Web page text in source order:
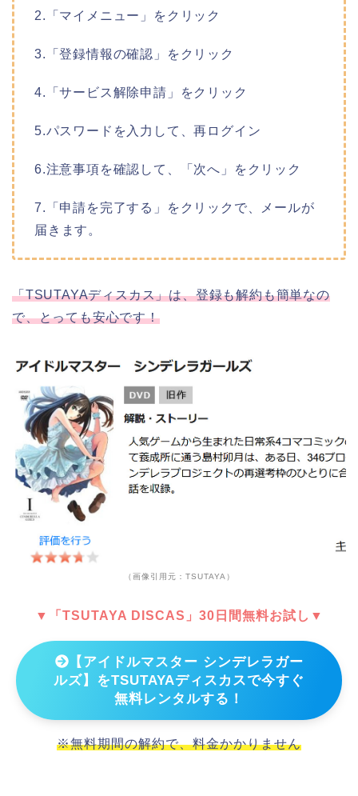
2.「マイメニュー」をクリック
3.「登録情報の確認」をクリック
4.「サービス解除申請」をクリック
5.パスワードを入力して、再ログイン
6.注意事項を確認して、「次へ」をクリック
7.「申請を完了する」をクリックで、メールが
届きます。
「TSUTAYAディスカス」は、登録も解約も簡単なの
で、とっても安心です！
（画像引用元：TSUTAYA）
▼「TSUTAYA DISCAS」30日間無料お試し▼
【アイドルマスター シンデレラガー
ルズ】をTSUTAYAディスカスで今すぐ
無料レンタルする！
※無料期間の解約で、料金かかりません